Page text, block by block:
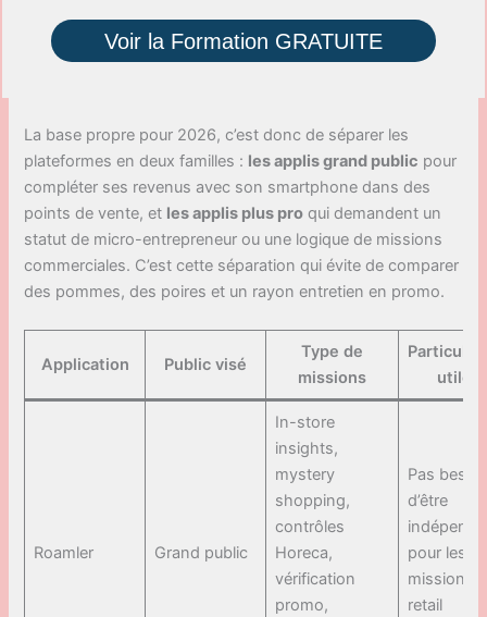
Voir la Formation GRATUITE
La base propre pour 2026, c’est donc de séparer les
plateformes en deux familles : les applis grand public pour
compléter ses revenus avec son smartphone dans des
points de vente, et les applis plus pro qui demandent un
statut de micro-entrepreneur ou une logique de missions
commerciales. C’est cette séparation qui évite de comparer
des pommes, des poires et un rayon entretien en promo.
Application Public visé
Type de
missions
utile
Roamler Grand public
In-store
insights,
mystery
shopping,
contrôles
Horeca,
vérification
promo,
Pas
d’être
pour les
missions
retail